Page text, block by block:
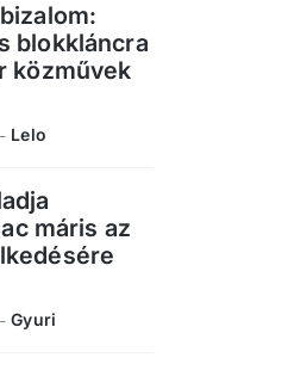
blokkláncra
közművek
Lelo
máris az
Gyuri